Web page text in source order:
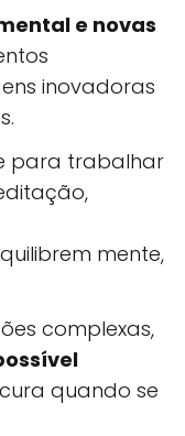
e novas
inovadoras
para trabalhar
mente,
complexas,
quando se